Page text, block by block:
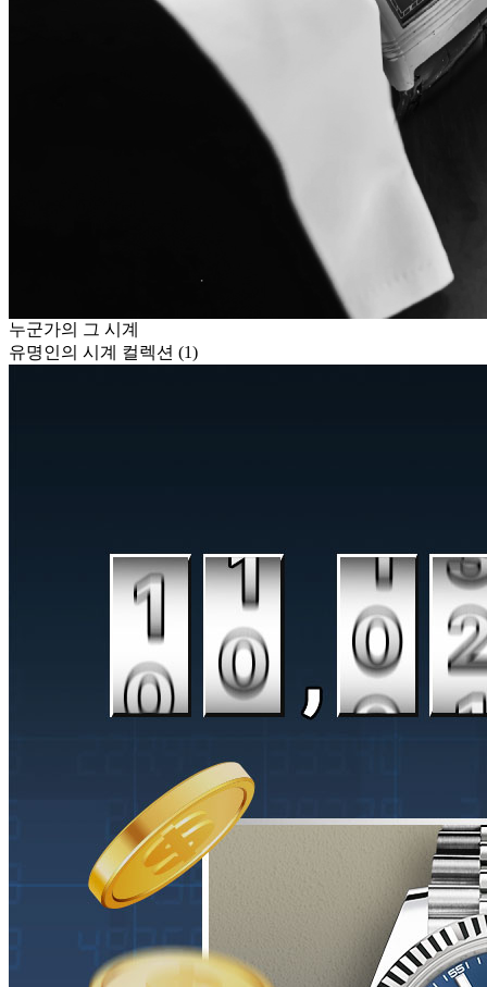
누군가의 그 시계
유명인의 시계 컬렉션 (1)